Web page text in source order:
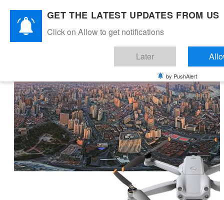
GET THE LATEST UPDATES FROM US
Click on Allow to get notifications
Later
by PushAlert